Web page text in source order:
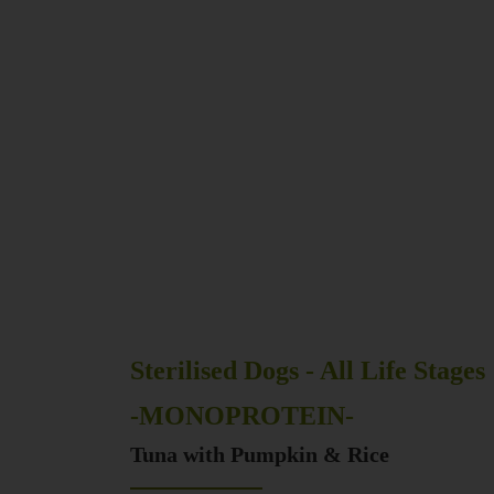
Sterilised Dogs - All Life Stages
-MONOPROTEIN-
Tuna with Pumpkin & Rice